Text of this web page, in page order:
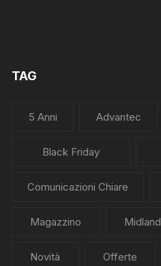
TAG
5 Anni Advantec
Black Friday
Comunicazioni Chiare
Magazzino Midland
Novità Offerte